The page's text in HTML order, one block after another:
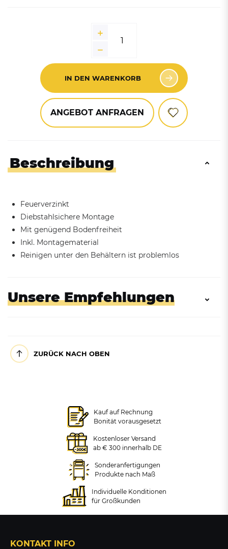
IN DEN WARENKORB
ANGEBOT ANFRAGEN
Beschreibung
Feuerverzinkt
Diebstahlsichere Montage
Mit genügend Bodenfreiheit
Inkl. Montagematerial
Reinigen unter den Behältern ist problemlos
Unsere Empfehlungen
Abfallsammler mit
Einflügeltür in 2 Farben,
ZUM PRODUKT
Abfallsammler mit
Einflügeltür, feuerverzinkt,
120L
343,23 €
zzgl. MwSt.
ZUM PRODUKT
ZURÜCK NACH OBEN
Kauf auf Rechnung
Bonität vorausgesetzt
Kostenloser Versand
ab € 300 innerhalb DE
Sonderanfertigungen
Produkte nach Maß
Individuelle Konditionen
für Großkunden
KONTAKT INFO